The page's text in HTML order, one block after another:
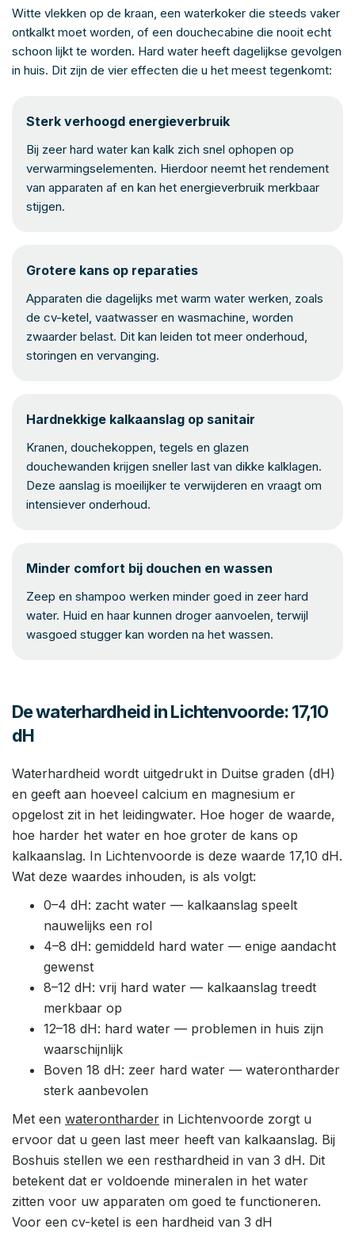
Witte vlekken op de kraan, een waterkoker die steeds vaker
ontkalkt moet worden, of een douchecabine die nooit echt
schoon lijkt te worden. Hard water heeft dagelijkse gevolgen
in huis. Dit zijn de vier effecten die u het meest tegenkomt:
Sterk verhoogd energieverbruik
Bij zeer hard water kan kalk zich snel ophopen op
verwarmingselementen. Hierdoor neemt het rendement
van apparaten af en kan het energieverbruik merkbaar
stijgen.
Grotere kans op reparaties
Apparaten die dagelijks met warm water werken, zoals
de cv-ketel, vaatwasser en wasmachine, worden
zwaarder belast. Dit kan leiden tot meer onderhoud,
storingen en vervanging.
Hardnekkige kalkaanslag op sanitair
Kranen, douchekoppen, tegels en glazen
douchewanden krijgen sneller last van dikke kalklagen.
Deze aanslag is moeilijker te verwijderen en vraagt om
intensiever onderhoud.
Minder comfort bij douchen en wassen
Zeep en shampoo werken minder goed in zeer hard
water. Huid en haar kunnen droger aanvoelen, terwijl
wasgoed stugger kan worden na het wassen.
De waterhardheid in Lichtenvoorde: 17,10
dH
Waterhardheid wordt uitgedrukt in Duitse graden (dH)
en geeft aan hoeveel calcium en magnesium er
opgelost zit in het leidingwater. Hoe hoger de waarde,
hoe harder het water en hoe groter de kans op
kalkaanslag. In Lichtenvoorde is deze waarde 17,10 dH.
Wat deze waardes inhouden, is als volgt:
0–4 dH: zacht water — kalkaanslag speelt
nauwelijks een rol
4–8 dH: gemiddeld hard water — enige aandacht
gewenst
8–12 dH: vrij hard water — kalkaanslag treedt
merkbaar op
12–18 dH: hard water — problemen in huis zijn
waarschijnlijk
Boven 18 dH: zeer hard water — waterontharder
sterk aanbevolen
Met een waterontharder in Lichtenvoorde zorgt u
ervoor dat u geen last meer heeft van kalkaanslag. Bij
Boshuis stellen we een resthardheid in van 3 dH. Dit
betekent dat er voldoende mineralen in het water
zitten voor uw apparaten om goed te functioneren.
Voor een cv-ketel is een hardheid van 3 dH